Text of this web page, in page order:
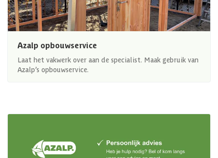
Azalp opbouwservice
Laat het vakwerk over aan de specialist. Maak gebruik van
Azalp’s opbouwservice.